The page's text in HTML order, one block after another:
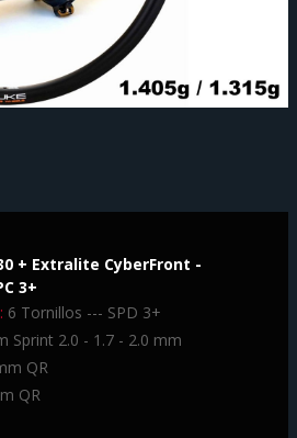
+ Extralite CyberFront -
3+
6 Tornillos --- SPD 3+
Sprint 2.0 - 1.7 - 2.0 mm
QR
QR